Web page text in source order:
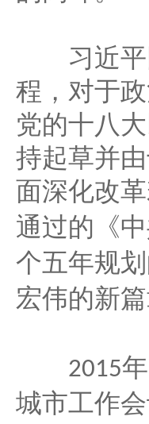
习近平同
程，对于
党的十八
持起草并
面深化改
通过的《
个五年规
宏伟的新篇
2015年
城市工作